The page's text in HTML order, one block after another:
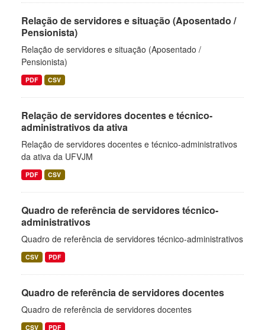
Relação de servidores e situação (Aposentado /
Pensionista)
Relação de servidores e situação (Aposentado /
Pensionista)
PDF CSV
Relação de servidores docentes e técnico-
administrativos da ativa
Relação de servidores docentes e técnico-administrativos
da ativa da UFVJM
PDF CSV
Quadro de referência de servidores técnico-
administrativos
Quadro de referência de servidores técnico-administrativos
CSV PDF
Quadro de referência de servidores docentes
Quadro de referência de servidores docentes
CSV PDF